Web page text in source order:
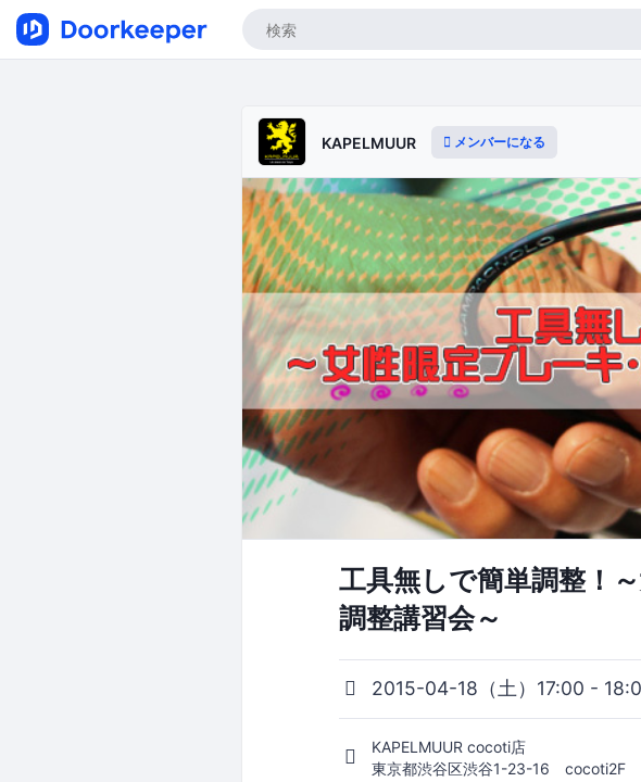
KAPELMUUR メンバーになる
工具無しで簡単調整！
調整講習会～
2015-04-18（土）17:00 -
KAPELMUUR cocoti店
東京都渋谷区渋谷1-23-16 cocoti2F